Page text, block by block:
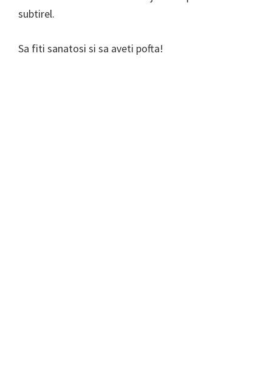
subtirel.
Sa fiti sanatosi si sa aveti pofta!